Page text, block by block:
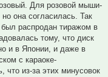
Для розовой мыши-
она согласилась. Так
распродан тиражом в
тому, что диск
и в Японии, и даже в
с караоке-
из-за этих минусовок